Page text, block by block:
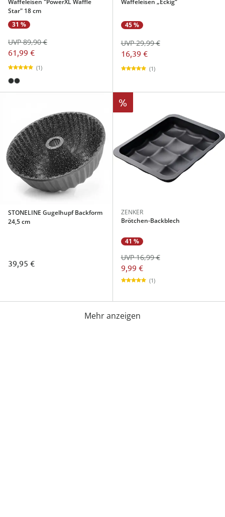
Waffeleisen "PowerXL Waffle
Star" 18 cm
31 %
61,99 €
UVP 89,90 €
(1)
Waffeleisen „Eckig“
45 %
16,39 €
UVP 29,99 €
(1)
STONELINE Gugelhupf Backform
24,5 cm
39,95 €
%
ZENKER
Brötchen-Backblech
41 %
9,99 €
UVP 16,99 €
(1)
Mehr anzeigen